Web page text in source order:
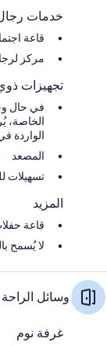
خدمات
قاعة
مركز
تجهيزات
في حال
الخاصة،
الواردة
المصعد
تسهيلات
المزيد
قاعة
لا يُسمح
وسائل
غرفة نوم